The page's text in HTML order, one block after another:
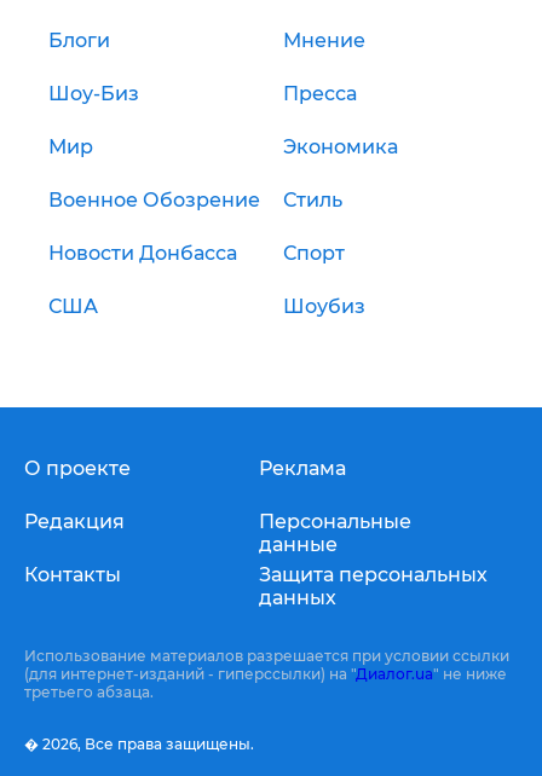
Блоги Мнение
Шоу-Биз Пресса
Мир Экономика
Военное Обозрение Стиль
Новости Донбасса Спорт
США Шоубиз
О проекте
Редакция
Контакты
Реклама
Персональные
данные
Защита персональных
данных
Использование материалов разрешается при условии ссылки
(для интернет-изданий - гиперссылки) на "Диалог.ua" не ниже
третьего абзаца.
� 2026, Все права защищены.